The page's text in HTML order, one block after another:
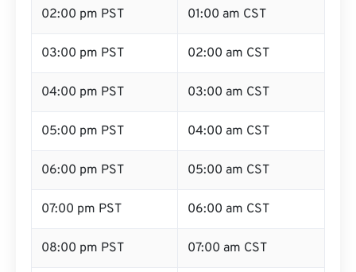
02:00 pm PST 01:00 am CST
03:00 pm PST 02:00 am CST
04:00 pm PST 03:00 am CST
05:00 pm PST 04:00 am CST
06:00 pm PST 05:00 am CST
07:00 pm PST 06:00 am CST
08:00 pm PST 07:00 am CST